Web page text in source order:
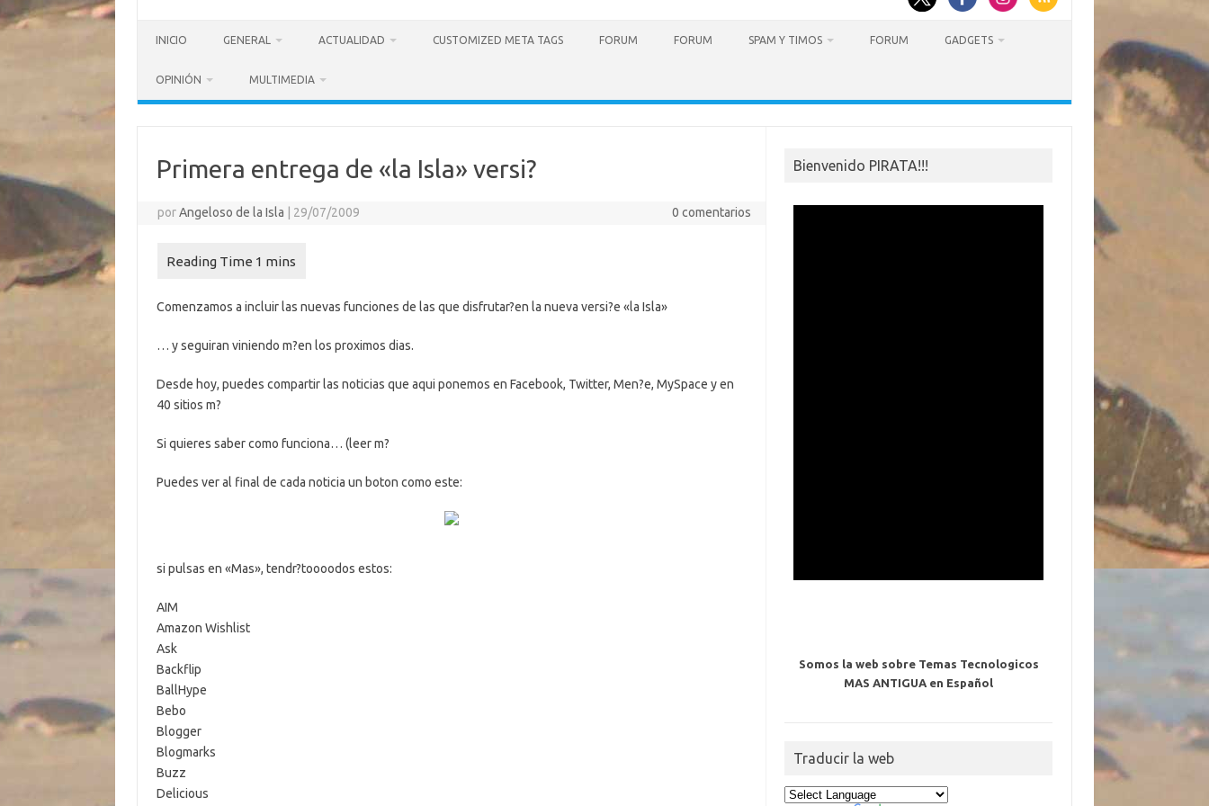
INICIO GENERAL ACTUALIDAD CUSTOMIZED META TAGS FORUM FORUM SPAM Y TIMOS FORUM GADGETS
OPINIÓN MULTIMEDIA
Primera entrega de «la Isla» versi?
porAngeloso de la Isla 29/07/2009 0 comentarios
Comenzamos a incluir las nuevas funciones de las que disfrutar?en la nueva versi?e «la Isla»
… y seguiran viniendo m?en los proximos dias.
Desde hoy, puedes compartir las noticias que aqui ponemos en Facebook, Twitter, Men?e, MySpace y en
40 sitios m?
Si quieres saber como funciona… (leer m?
Puedes ver al final de cada noticia un boton como este:
si pulsas en «Mas», tendr?toooodos estos:
AIM
Amazon Wishlist
Ask
Backflip
BallHype
Bebo
Blogger
Blogmarks
Buzz
Delicious
Bienvenido PIRATA!!!
Somos la web sobre Temas Tecnologicos
MAS ANTIGUA en Español
Traducir la web